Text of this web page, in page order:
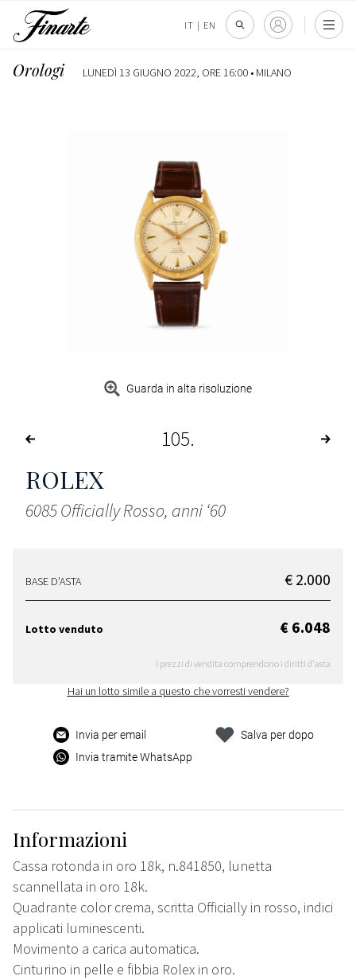
IT | EN
Orologi LUNEDÌ 13 GIUGNO 2022, ORE 16:00 • MILANO
Guarda in alta risoluzione
105
ROLEX
6085 Officially Rosso, anni ‘60
BASE D'ASTA € 2.000
Lotto venduto € 6.048
I prezzi di vendita comprendono i diritti d'asta
Hai un lotto simile a questo che vorresti vendere?
Invia per email
Invia tramite WhatsApp
Salva per dopo
Informazioni
Cassa rotonda in oro 18k, n.841850, lunetta
scannellata in oro 18k.
Quadrante color crema, scritta Officially in rosso, indici
applicati luminescenti.
Movimento a carica automatica.
Cinturino in pelle e fibbia Rolex in oro.